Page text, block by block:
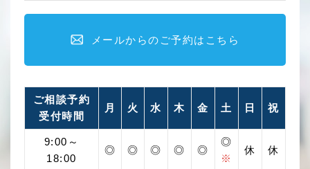
メールからのご予約はこちら
ご相談予約
受付時間
月 火 水 木 金 土 日 祝
9:00～
18:00
◎ ◎ ◎ ◎ ◎
◎
※
休 休